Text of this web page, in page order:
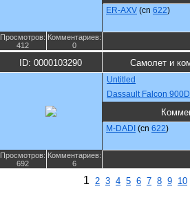
ER-AXV (cn 622)
Просмотров:
412
Комментариев:
0
ID: 0000103290 Самолет и
Untitled
Dassault Falcon
M-DADI (cn 622)
Просмотров:
692
Комментариев:
6
1 2 3 4 5 6 7 8 9 10